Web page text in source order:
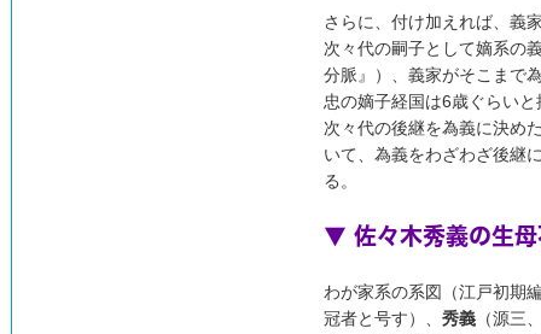
さらに、付け加えれば、義
次々代の嗣子として嫡系の
分脈』）、義家がそこまで
忠の嫡子経国は6歳ぐらい
次々代の後継を為義に決め
いて、為義をわざわざ後継
る。
▼ 佐々木秀義の生母
わが家系の系図（江戸初期
冠者と号す）、 秀義 （源三